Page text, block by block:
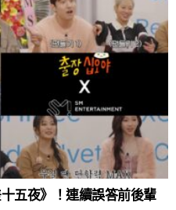
五夜》！連續誤答前後輩